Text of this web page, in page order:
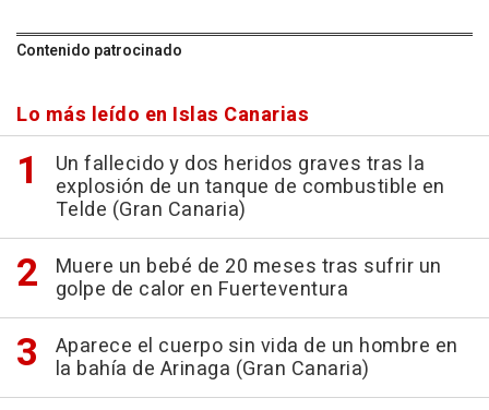
Contenido patrocinado
Lo más leído en Islas Canarias
Un fallecido y dos heridos graves tras la
explosión de un tanque de combustible en
Telde (Gran Canaria)
Muere un bebé de 20 meses tras sufrir un
golpe de calor en Fuerteventura
Aparece el cuerpo sin vida de un hombre en
la bahía de Arinaga (Gran Canaria)